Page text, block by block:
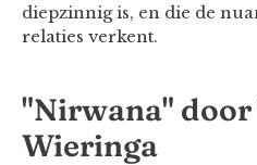
diepzinnig is, en die de
relaties verkent.
"Nirwana"
Wieringa